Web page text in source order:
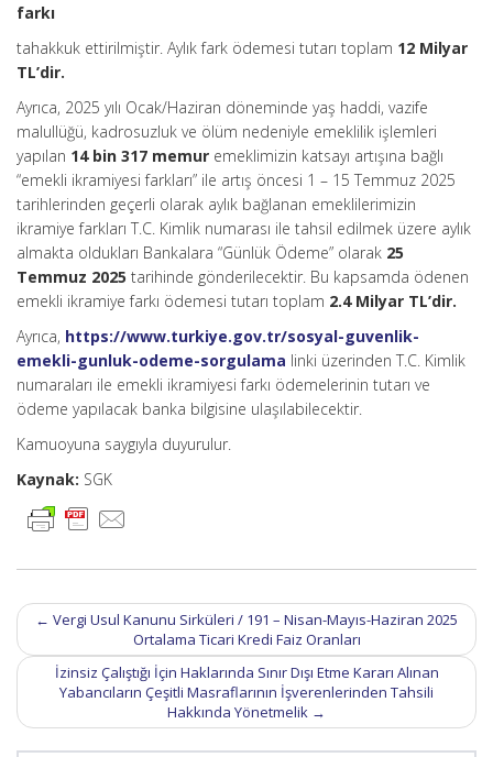
farkı
tahakkuk ettirilmiştir. Aylık fark ödemesi tutarı toplam 12 Milyar
TL’dir.
Ayrıca, 2025 yılı Ocak/Haziran döneminde yaş haddi, vazife
malullüğü, kadrosuzluk ve ölüm nedeniyle emeklilik işlemleri
yapılan 14 bin 317 memur emeklimizin katsayı artışına bağlı
“emekli ikramiyesi farkları” ile artış öncesi 1 – 15 Temmuz 2025
tarihlerinden geçerli olarak aylık bağlanan emeklilerimizin
ikramiye farkları T.C. Kimlik numarası ile tahsil edilmek üzere aylık
almakta oldukları Bankalara “Günlük Ödeme” olarak 25
Temmuz 2025 tarihinde gönderilecektir. Bu kapsamda ödenen
emekli ikramiye farkı ödemesi tutarı toplam 2.4 Milyar TL’dir.
Ayrıca, https://www.turkiye.gov.tr/sosyal-guvenlik-
emekli-gunluk-odeme-sorgulama linki üzerinden T.C. Kimlik
numaraları ile emekli ikramiyesi farkı ödemelerinin tutarı ve
ödeme yapılacak banka bilgisine ulaşılabilecektir.
Kamuoyuna saygıyla duyurulur.
Kaynak: SGK
Post
navigation
← Vergi Usul Kanunu Sirküleri / 191 – Nisan-Mayıs-Haziran 2025
Ortalama Ticari Kredi Faiz Oranları
İzinsiz Çalıştığı İçin Haklarında Sınır Dışı Etme Kararı Alınan
Yabancıların Çeşitli Masraflarının İşverenlerinden Tahsili
Hakkında Yönetmelik →